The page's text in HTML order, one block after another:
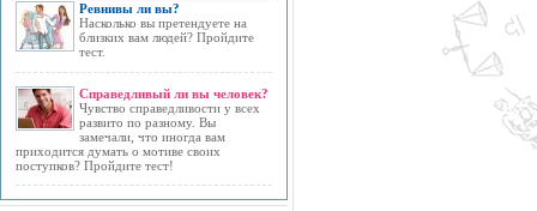
Ревнивы ли вы?
Насколько вы претендуете на
близких вам людей? Пройдите
тест.
Справедливый ли вы человек?
Чувство справедливости у всех
развито по разному. Вы
замечали, что иногда вам
приходится думать о мотиве своих
поступков? Пройдите тест!